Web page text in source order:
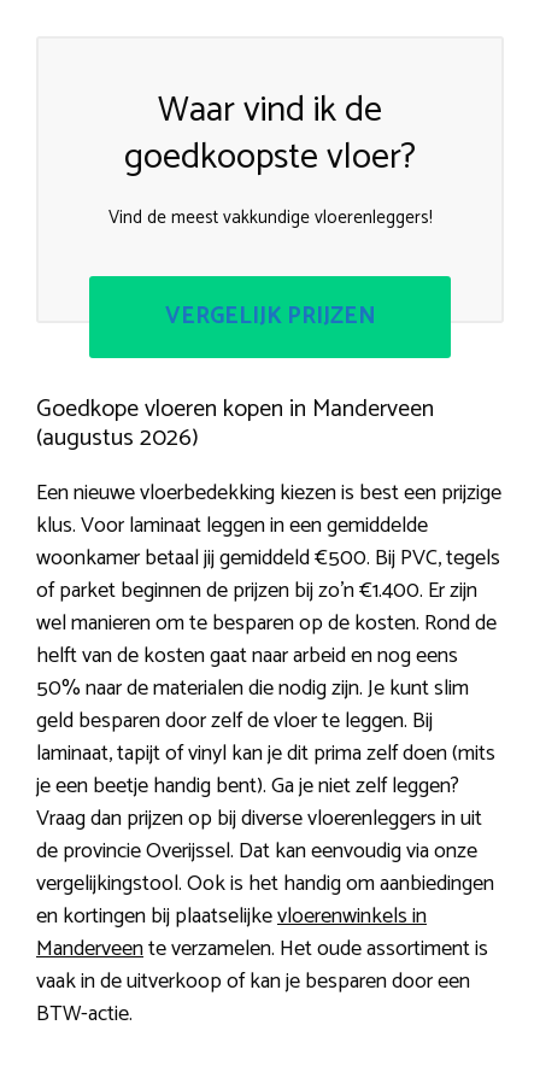
Waar vind ik de
goedkoopste vloer?
Vind de meest vakkundige vloerenleggers!
VERGELIJK PRIJZEN
Goedkope vloeren kopen in Manderveen
(augustus 2026)
Een nieuwe vloerbedekking kiezen is best een prijzige
klus. Voor laminaat leggen in een gemiddelde
woonkamer betaal jij gemiddeld €500. Bij PVC, tegels
of parket beginnen de prijzen bij zo’n €1.400. Er zijn
wel manieren om te besparen op de kosten. Rond de
helft van de kosten gaat naar arbeid en nog eens
50% naar de materialen die nodig zijn. Je kunt slim
geld besparen door zelf de vloer te leggen. Bij
laminaat, tapijt of vinyl kan je dit prima zelf doen (mits
je een beetje handig bent). Ga je niet zelf leggen?
Vraag dan prijzen op bij diverse vloerenleggers in uit
de provincie Overijssel. Dat kan eenvoudig via onze
vergelijkingstool. Ook is het handig om aanbiedingen
en kortingen bij plaatselijkevloerenwinkels in
Manderveente verzamelen. Het oude assortiment is
vaak in de uitverkoop of kan je besparen door een
BTW-actie.